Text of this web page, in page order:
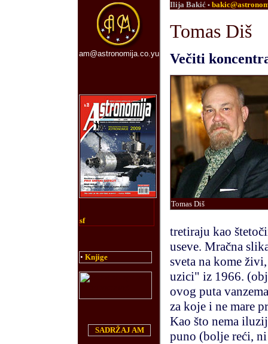
am@astronomija.co.yu
sf
• Knjige
SADRŽAJ AM
Ilija Bakić •
Tomas Diš
Večiti
Tomas Diš
tretiraju kao
useve. Mračna
sveta na kome
uzici" iz 1966.
ovog puta
za koje i ne mare
Kao što nema
puno (bolje reći,